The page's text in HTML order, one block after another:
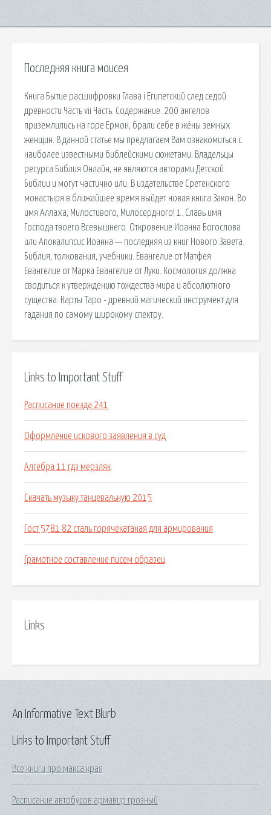
Последняя книга моисея
Книга Бытие расшифровки Глава i Египетский след седой
древности Часть vii Часть. Содержание. 200 ангелов
приземлились на горе Ермон, брали себе в жёны земных
женщин. В данной статье мы предлагаем Вам ознакомиться с
наиболее известными библейскими сюжетами. Владельцы
ресурса Библия Онлайн, не являются авторами Детской
Библии и могут частично или. В издательстве Сретенского
монастыря в ближайшее время выйдет новая книга Закон. Во
имя Аллаха, Милостивого, Милосердного! 1. Славь имя
Господа твоего Всевышнего. Откровение Иоанна Богослова
или Апокалипсис Иоанна — последняя из книг Нового Завета.
Библия, толкования, учебники. Евангелие от Матфея
Евангелие от Марка Евангелие от Луки. Космология должна
сводиться к утверждению тождества мира и абсолютного
существа. Карты Таро - древний магический инструмент для
гадания по самому широкому спектру.
Links to Important Stuff
Расписание поезда 241
Оформление искового заявления в суд
Алгебра 11 гдз мерзляк
Скачать музыку танцевальную 2015
Гост 5781 82 сталь горячекатаная для армирования
Грамотное составление писем образец
Links
Links to Important Stuff
Все книги про макса края
Расписание автобусов армавир грозный
An Informative Text Blurb